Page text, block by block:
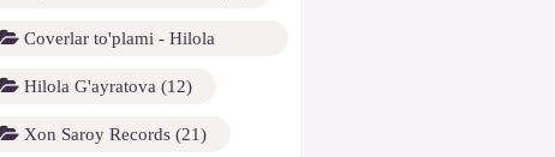
Coverlar to'plami - Hilola
G'ayratova (13)
Hilola G'ayratova (12)
Xon Saroy Records (21)